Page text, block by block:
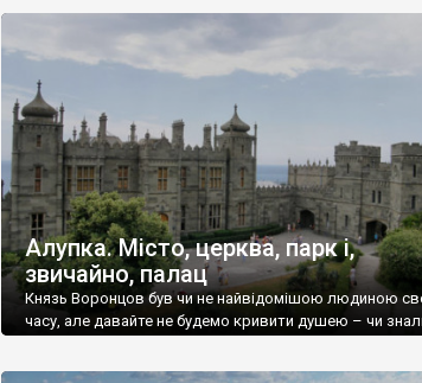
Алупка. Місто, церква, парк і,
звичайно, палац
Князь Воронцов був чи не найвідомішою людиною
часу, але давайте не будемо кривити душею – чи